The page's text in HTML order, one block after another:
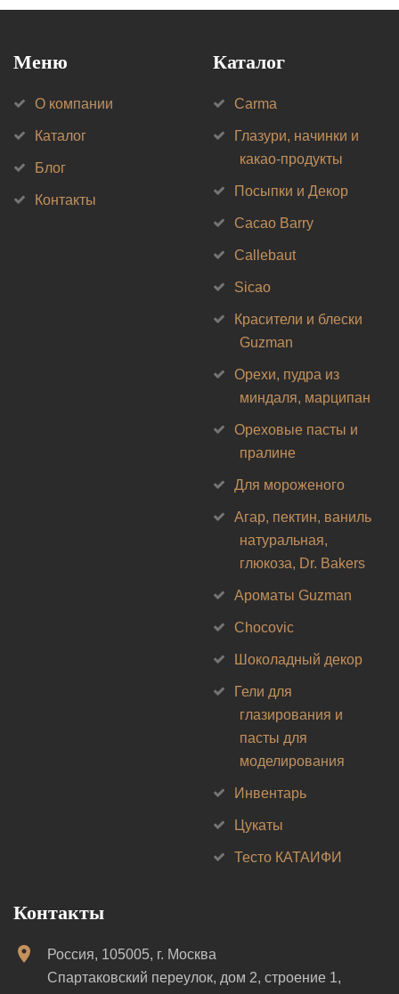
Меню
О компании
Каталог
Блог
Контакты
Каталог
Carma
Глазури, начинки и
какао-продукты
Посыпки и Декор
Cacao Barry
Callebaut
Sicao
Красители и блески
Guzman
Орехи, пудра из
миндаля, марципан
Ореховые пасты и
пралине
Для мороженого
Агар, пектин, ваниль
натуральная,
глюкоза, Dr. Bakers
Ароматы Guzman
Chocovic
Шоколадный декор
Гели для
глазирования и
пасты для
моделирования
Инвентарь
Цукаты
Тесто КАТАИФИ
Контакты
Россия, 105005, г. Москва
Спартаковский переулок, дом 2, строение 1,